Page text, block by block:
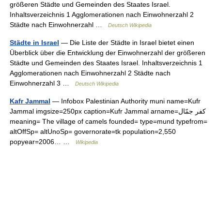
größeren Städte und Gemeinden des Staates Israel.
Inhaltsverzeichnis 1 Agglomerationen nach Einwohnerzahl 2
Städte nach Einwohnerzahl …
Deutsch Wikipedia
Städte in Israel — Die Liste der Städte in Israel bietet einen
Überblick über die Entwicklung der Einwohnerzahl der größeren
Städte und Gemeinden des Staates Israel. Inhaltsverzeichnis 1
Agglomerationen nach Einwohnerzahl 2 Städte nach
Einwohnerzahl 3 …
Deutsch Wikipedia
Kafr Jammal — Infobox Palestinian Authority muni name=Kufr
Jammal imgsize=250px caption=Kufr Jammal arname=كفر جمّال
meaning= The village of camels founded= type=mund typefrom=
altOffSp= altUnoSp= governorate=tk population=2,550
popyear=2006… …
Wikipedia